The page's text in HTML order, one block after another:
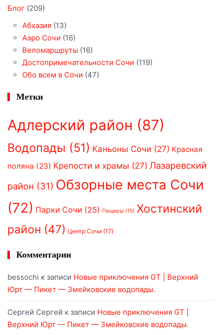
Блог (209)
Абхазия (13)
Аэро Сочи (16)
Веломаршруты (16)
Достопримечательности Сочи (119)
Обо всем в Сочи (47)
Метки
Адлерский район (87)
Водопады (51) Каньоны Сочи (27) Красная
поляна (23) Крепости и храмы (27) Лазаревский
район (31) Обзорные места Сочи
(72) Парки Сочи (25) Пещеры (15) Хостинский
район (47) Центр Сочи (17)
Комментарии
bessochi к записи Новые приключения GT | Верхний
Юрт — Пикет — Змейковские водопады.
Сергей Сергей к записи Новые приключения GT |
Верхний Юрт — Пикет — Змейковские водопады.